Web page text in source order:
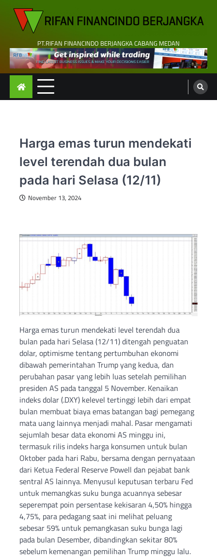
content
PT.RIFAN FINANCINDO BERJANGKA CABANG MEDAN
Harga emas turun mendekati
level terendah dua bulan
pada hari Selasa (12/11)
November 13, 2024
Harga emas turun mendekati level terendah dua
bulan pada hari Selasa (12/11) ditengah penguatan
dolar, optimisme tentang pertumbuhan ekonomi
dibawah pemerintahan Trump yang kedua, dan
perubahan pasar yang lebih luas setelah pemilihan
presiden AS pada tanggal 5 November. Kenaikan
indeks dolar (.DXY) kelevel tertinggi lebih dari empat
bulan membuat biaya emas batangan bagi pemegang
mata uang lainnya menjadi mahal. Pasar mengamati
sejumlah besar data ekonomi AS minggu ini,
termasuk rilis indeks harga konsumen untuk bulan
Oktober pada hari Rabu, bersama dengan pernyataan
dari Ketua Federal Reserve Powell dan pejabat bank
sentral AS lainnya. Menyusul keputusan terbaru Fed
untuk memangkas suku bunga acuannya sebesar
seperempat poin persentase kekisaran 4,50% hingga
4,75%, para pedagang saat ini melihat peluang
sebesar 59% untuk pemangkasan suku bunga lagi
pada bulan Desember, dibandingkan sekitar 80%
sebelum kemenangan pemilihan Trump minggu lalu.